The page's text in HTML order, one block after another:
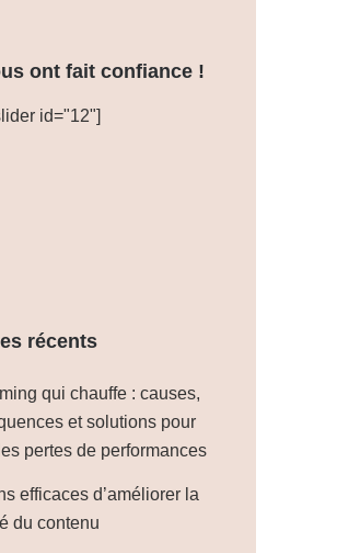
ont fait confiance !
id="12"]
récents
qui chauffe : causes,
et solutions pour
pertes de performances
efficaces d’améliorer la
du contenu